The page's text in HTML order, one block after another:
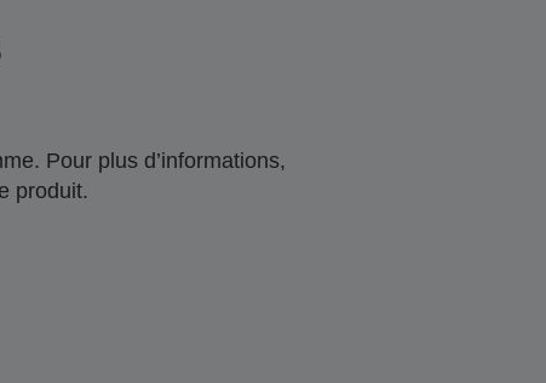
Pour plus d’informations,
produit.